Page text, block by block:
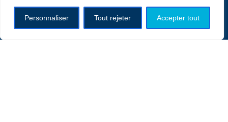
Personnaliser Tout rejeter Accepter tout